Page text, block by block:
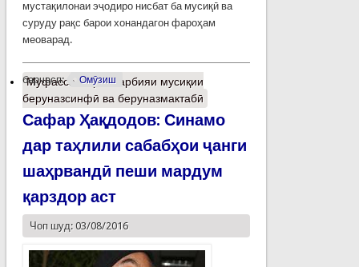
мустақилонаи эҷодиро нисбат ба мусиқӣ ва
суруду рақс барои хонандагон фароҳам
меоварад.
барчасп: Омӯзиш
Муфассалтаро Тарбияи мусиқии
беруназсинфӣ ва беруназмактабӣ
Сафар Ҳақдодов: Синамо
дар таҳлили сабабҳои ҷанги
шаҳрвандӣ пеши мардум
қарздор аст
Чоп шуд: 03/08/2016